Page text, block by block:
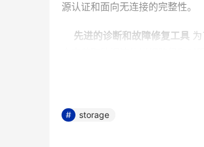
源认证和面向无连接的完整性。
先进的诊断和故障修复工具
令来获取数据流的详细路径和
可以利用思科Fabric Analyzer
行界面（CLI）、图形界面思科
storage